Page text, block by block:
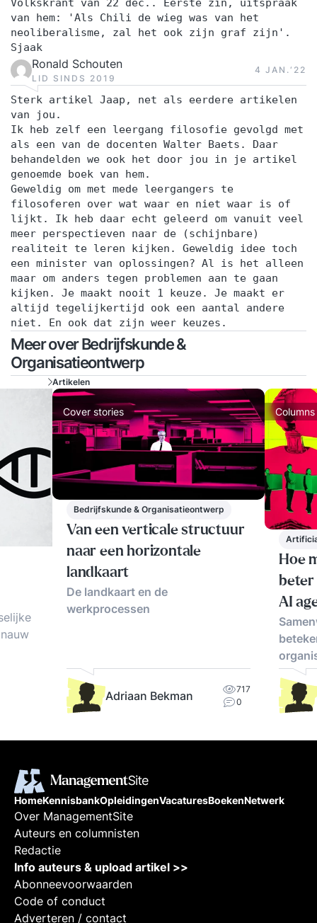
Volkskrant van 22 dec.. Eerste zin, uitspraak
van hem: 'Als Chili de wieg was van het
neoliberalisme, zal het ook zijn graf zijn'.
Sjaak
Ronald Schouten
LID SINDS 2019
4 JAN.‘22
Sterk artikel Jaap, net als eerdere artikelen
van jou.
Ik heb zelf een leergang filosofie gevolgd met
als een van de docenten Walter Baets. Daar
behandelden we ook het door jou in je artikel
genoemde boek van hem.
Geweldig om met mede leergangers te
filosoferen over wat waar en niet waar is of
lijkt. Ik heb daar echt geleerd om vanuit veel
meer perspectieven naar de (schijnbare)
realiteit te leren kijken. Geweldig idee toch
een minister van oplossingen? Al is het alleen
maar om anders tegen problemen aan te gaan
kijken. Je maakt nooit 1 keuze. Je maakt er
altijd tegelijkertijd ook een aantal andere
niet. En ook dat zijn weer keuzes.
Meer over Bedrijfskunde &
Organisatieontwerp
Artikelen
Cover stories
Bedrijfskunde & Organisatieontwerp
Van een verticale structuur
naar een horizontale
landkaart
De landkaart en de
werkprocessen
Adriaan Bekman
717
0
Columns
Hoe
beter
AI
HomeKennisbankOpleidingenVacaturesBoekenNetwerk
Over ManagementSite
Auteurs en columnisten
Redactie
Info auteurs & upload artikel >>
Abonneevoorwaarden
Code of conduct
Adverteren / contact